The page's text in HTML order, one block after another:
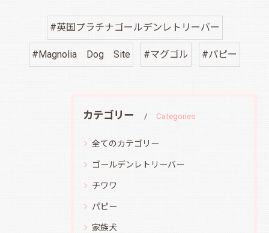
#英国プラチナゴールデンレトリーバー
#Magnolia Dog Site #マグゴル #パピー
カテゴリー Categories
全てのカテゴリー
ゴールデンレトリーバー
チワワ
パピー
家族犬